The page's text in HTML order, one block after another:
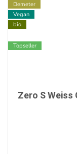
Demeter
Vegan
bio
Topseller
Zero S